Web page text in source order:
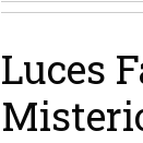
Luces